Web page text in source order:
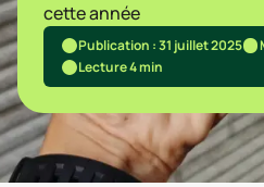
cette année
Publication : 31 juillet 2025
Lecture 4 min